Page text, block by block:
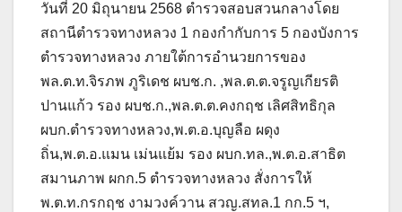
วันที่ 20 มิถุนายน 2568 ตำรวจสอบสวนกลางโดย
สถานีตำรวจทางหลวง 1 กองกำกับการ 5 กองบังการ
ตำรวจทางหลวง ภายใต้การอำนวยการของ
พล.ต.ท.จิรภพ ภูริเดช ผบช.ก. ,พล.ต.ต.จรูญเกียรติ
ปานแก้ว รอง ผบช.ก.,พล.ต.ต.คงกฤช เลิศสิทธิกุล
ผบก.ตำรวจทางหลวง,พ.ต.อ.บุญลือ ผดุง
ถิ่น,พ.ต.อ.แมน เม่นแย้ม รอง ผบก.ทล.,พ.ต.อ.สาธิต
สมานภาพ ผกก.5 ตำรวจทางหลวง สั่งการให้
พ.ต.ท.กรกฤช งามวงค์วาน สวญ.สทล.1 กก.5 ฯ,